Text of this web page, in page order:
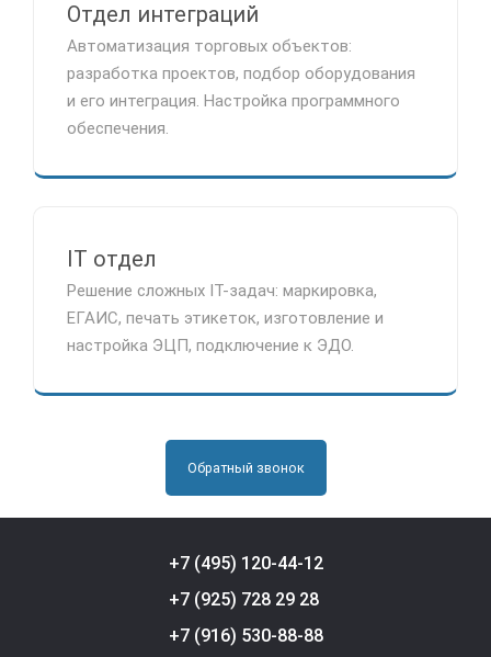
Отдел интеграций
Автоматизация торговых объектов:
разработка проектов, подбор оборудования
и его интеграция. Настройка программного
обеспечения.
IT отдел
Решение сложных IT-задач: маркировка,
ЕГАИС, печать этикеток, изготовление и
настройка ЭЦП, подключение к ЭДО.
Обратный звонок
+7 (495) 120-44-12
+7 (925) 728 29 28
+7 (916) 530-88-88